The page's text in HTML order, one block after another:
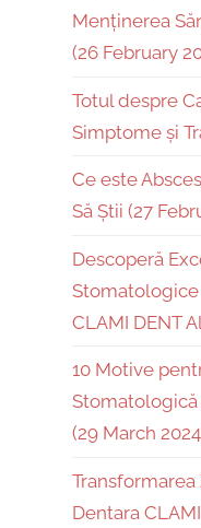
Menținerea
(26 February
Totul despre
Simptome și
Ce este
Să Știi (27
Descoperă
Stomatologice
CLAMI DENT
10 Motive
(29 March
Dentara